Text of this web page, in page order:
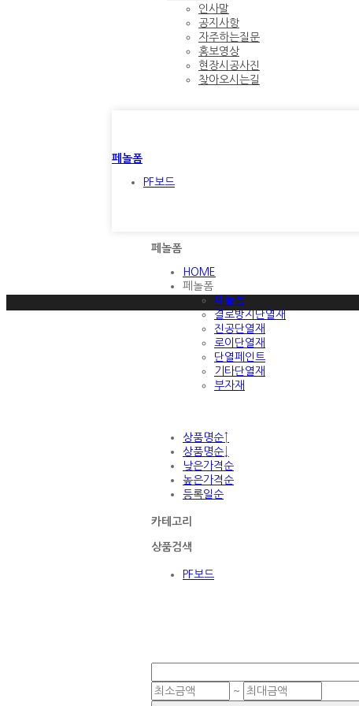
인사말
공지사항
자주하는질문
홍보영상
현장시공사진
찾아오시는길
페놀폼
PF보드
페놀폼
HOME
페놀폼
페놀폼
결로방지단열재
진공단열재
로이단열재
단열페인트
기타단열재
부자재
상품명순↑
상품명순↓
낮은가격순
높은가격순
등록일순
카테고리
상품검색
PF보드
~